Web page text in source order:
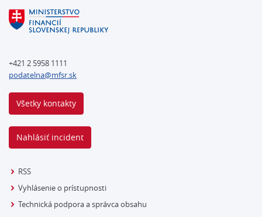
+421 2 5958 1111
podatelna@mfsr.sk
Všetky kontakty
Nahlásiť incident
RSS
Vyhlásenie o prístupnosti
Technická podpora a správca obsahu